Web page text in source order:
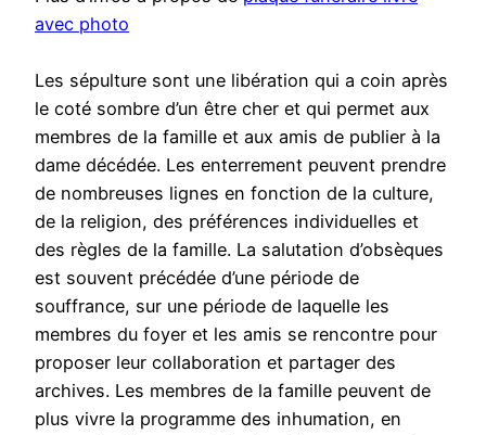
avec photo
Les sépulture sont une libération qui a coin après
le coté sombre d’un être cher et qui permet aux
membres de la famille et aux amis de publier à la
dame décédée. Les enterrement peuvent prendre
de nombreuses lignes en fonction de la culture,
de la religion, des préférences individuelles et
des règles de la famille. La salutation d’obsèques
est souvent précédée d’une période de
souffrance, sur une période de laquelle les
membres du foyer et les amis se rencontre pour
proposer leur collaboration et partager des
archives. Les membres de la famille peuvent de
plus vivre la programme des inhumation, en